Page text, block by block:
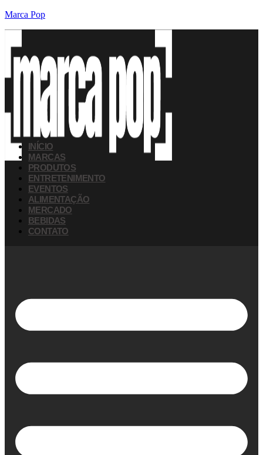
Marca Pop
INÍCIO
MARCAS
PRODUTOS
ENTRETENIMENTO
EVENTOS
ALIMENTAÇÃO
MERCADO
BEBIDAS
CONTATO